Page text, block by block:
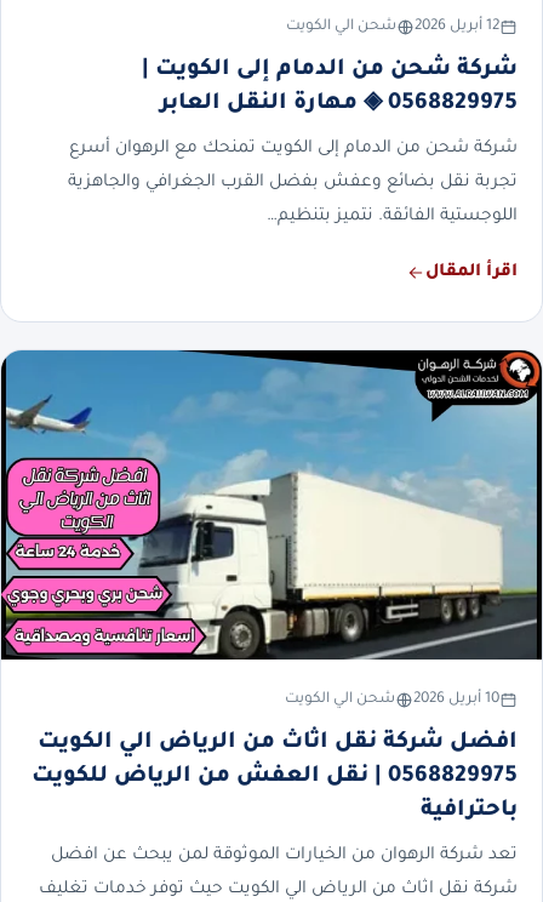
12 أبريل 2026 شحن الي الكويت
شركة شحن من الدمام إلى الكويت |
0568829975 ◈ مهارة النقل العابر
شركة شحن من الدمام إلى الكويت تمنحك مع الرهوان أسرع
تجربة نقل بضائع وعفش بفضل القرب الجغرافي والجاهزية
اللوجستية الفائقة. نتميز بتنظيم…
اقرأ المقال
10 أبريل 2026 شحن الي الكويت
افضل شركة نقل اثاث من الرياض الي الكويت
0568829975 | نقل العفش من الرياض للكويت
باحترافية
تعد شركة الرهوان من الخيارات الموثوقة لمن يبحث عن افضل
شركة نقل اثاث من الرياض الي الكويت حيث توفر خدمات تغليف